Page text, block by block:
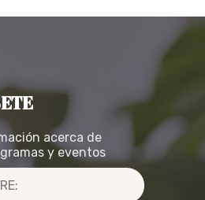
acerca de
y eventos